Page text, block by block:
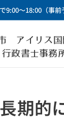
9:00～18:00（事前
アイリス国
行政書士事務
長期的